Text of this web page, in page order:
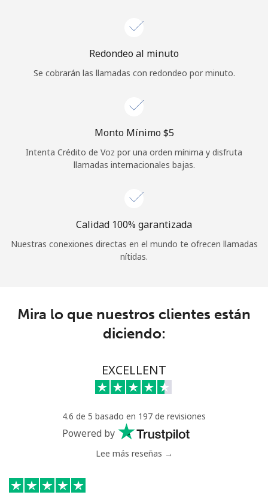
¿Olvidaste tu contraseña? →
Continuar con
Redondeo al minuto
Se cobrarán las llamadas con redondeo por minuto.
Monto Mínimo ⁦$5⁩
Intenta Crédito de Voz por una orden mínima y disfruta
llamadas internacionales bajas.
Calidad 100% garantizada
Nuestras conexiones directas en el mundo te ofrecen llamadas
nítidas.
Mira lo que nuestros clientes están
diciendo:
EXCELLENT
4.6 de 5 basado en 197 de revisiones
Powered by
Lee más reseñas →